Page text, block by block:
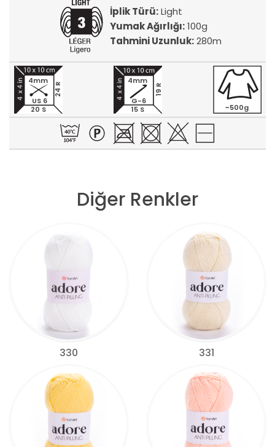
İplik Türü:Light
Yumak Ağırlığı:100g
Tahmini Uzunluk:280m
20 S
24 R
4mm
US 6
15 S
19 R
4mm
G-6
~500g
Diğer Renkler
330 331